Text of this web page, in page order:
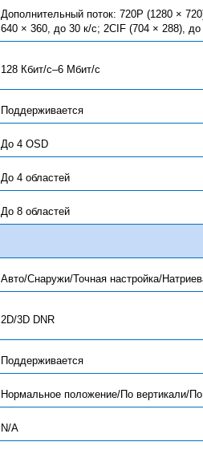
Дополнительный поток: 720P (1280 ×
640 × 360, до 30 к/с; 2CIF (704 × 288),
128 Кбит/с–6 Мбит/с
Поддерживается
До 4 OSD
До 4 областей
До 8 областей
Авто/Снаружи/Точная настройка/
2D/3D DNR
Поддерживается
Нормальное положение/По вертикали/По
N/A